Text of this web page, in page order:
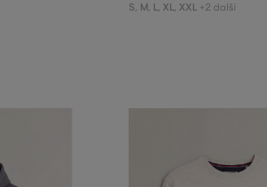
S, M, L, XL, XXL +2 další